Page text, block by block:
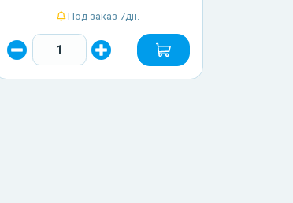
Под заказ 7дн.